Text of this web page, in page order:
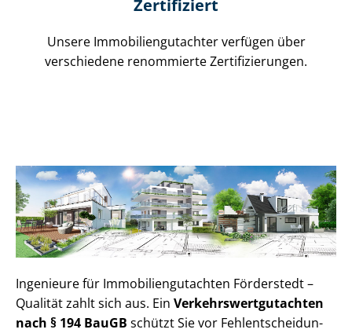
Zertifiziert
Unsere Immobilien­gutachter verfügen über
verschiedene renommierte Zer­ti­fi­zie­run­gen.
Ingenieure für Im­mo­bi­li­en­gut­ach­ten Förderstedt –
Qualität zahlt sich aus. Ein Ver­kehrs­wert­gut­ach­ten
nach § 194 BauGB schützt Sie vor Fehl­ent­schei­dun­